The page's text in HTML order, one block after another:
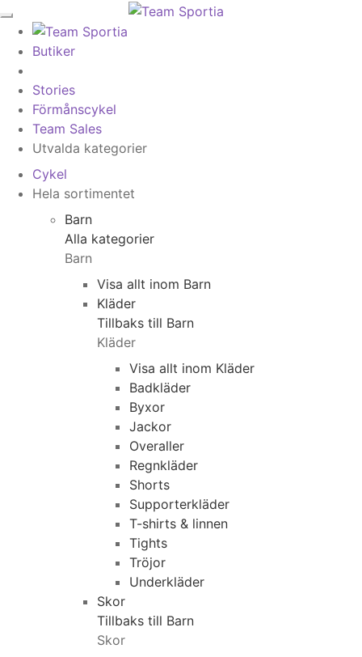
Butiker
Stories
Förmånscykel
Team Sales
Utvalda kategorier
Cykel
Hela sortimentet
Barn
Alla kategorier
Barn
Visa allt inom Barn
Kläder
Tillbaks till Barn
Kläder
Visa allt inom Kläder
Badkläder
Byxor
Jackor
Overaller
Regnkläder
Shorts
Supporterkläder
T-shirts & linnen
Tights
Tröjor
Underkläder
Skor
Tillbaks till Barn
Skor